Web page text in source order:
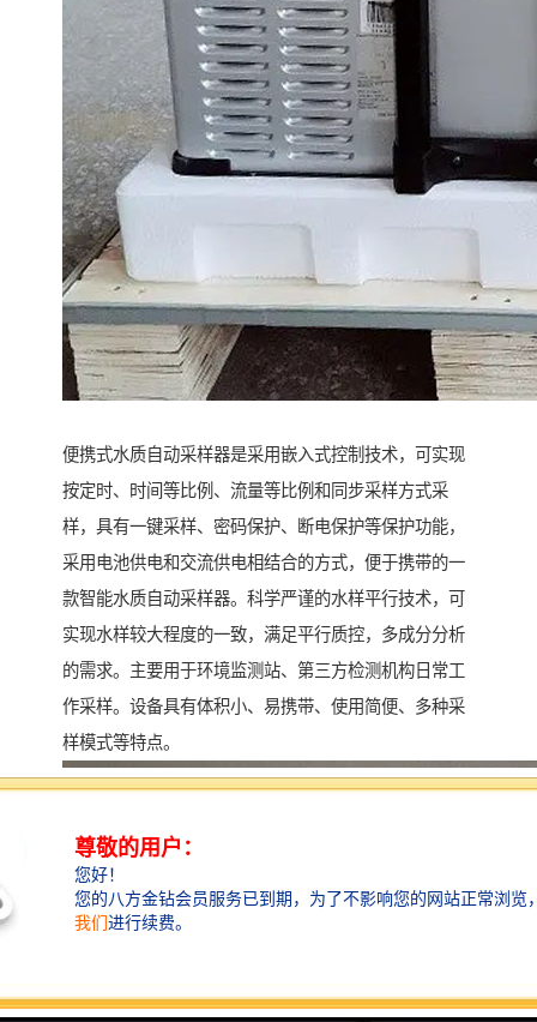
便携式水质自动采样器是采用嵌入式控制技术，可实现
按定时、时间等比例、流量等比例和同步采样方式采
样，具有一键采样、密码保护、断电保护等保护功能，
采用电池供电和交流供电相结合的方式，便于携带的一
款智能水质自动采样器。科学严谨的水样平行技术，可
实现水样较大程度的一致，满足平行质控，多成分分析
的需求。主要用于环境监测站、第三方检测机构日常工
作采样。设备具有体积小、易携带、使用简便、多种采
样模式等特点。